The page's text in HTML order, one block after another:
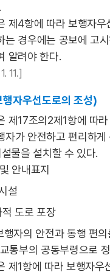
제4항에 따라 보행자우
는 경우에는 공보에 고
알려야 한다.
11.]
자우선도로의 조성)
제17조의2제1항에 따
자가 안전하고 편리하
물을 설치할 수 있다.
안내표지
설
도로 포장
행자의 안전과 통행 편
통부의 공동부령으로
제1항에 따라 보행자우